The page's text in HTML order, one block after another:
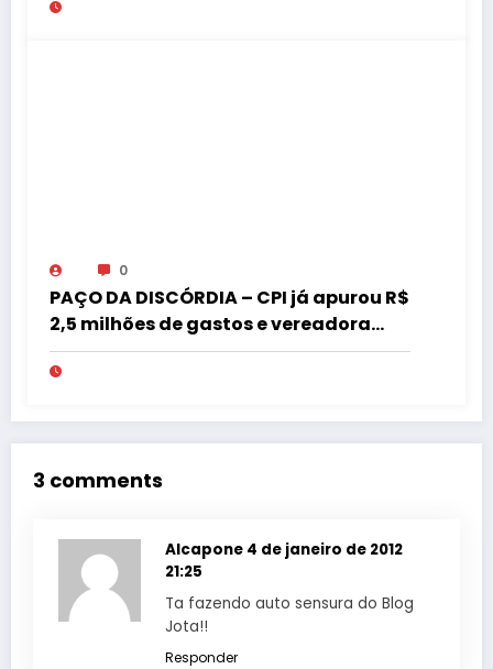
0
PAÇO DA DISCÓRDIA – CPI já apurou R$
2,5 milhões de gastos e vereadora
pede “acordo” para aprovar R$ 9,5
milhões
3 comments
Alcapone 4 de janeiro de 2012
21:25
Ta fazendo auto sensura do Blog
Jota!!
Responder